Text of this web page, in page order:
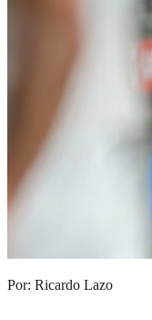
Por: Ricardo Lazo